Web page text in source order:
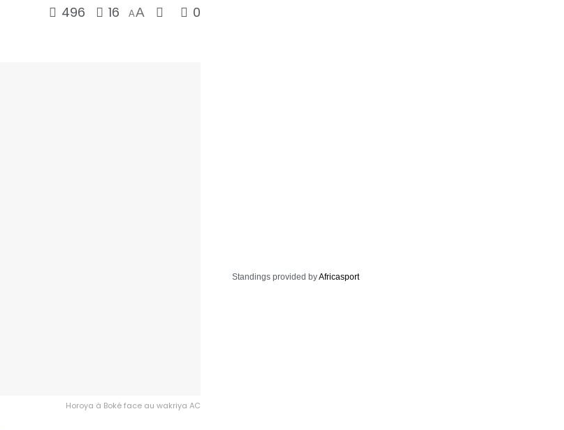
496 16 AA 0
Horoya à Boké face au wakriya AC
Standings provided byAfricasport